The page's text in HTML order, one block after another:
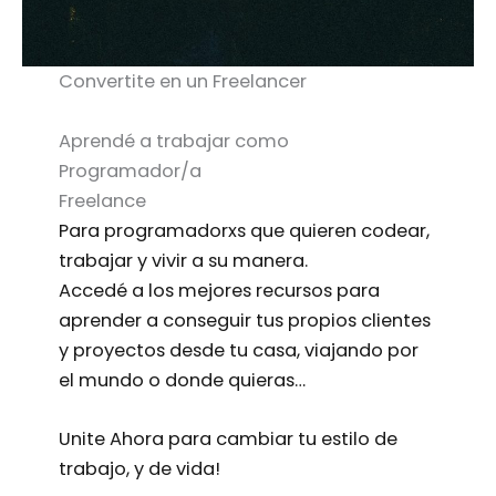
Convertite en un Freelancer
Aprendé a trabajar como
Programador/a
Freelance
Para programadorxs que quieren codear,
trabajar y vivir a su manera.
Accedé a los mejores recursos para
aprender a conseguir tus propios clientes
y proyectos desde tu casa, viajando por
el mundo o donde quieras…
Unite Ahora para cambiar tu estilo de
trabajo, y de vida!